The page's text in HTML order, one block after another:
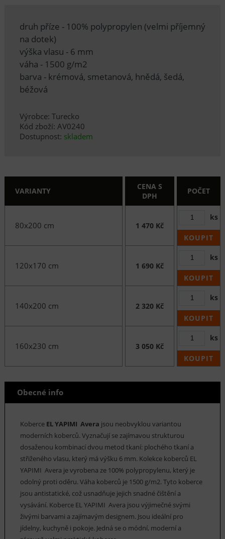
druh příze - 100% polypropylen (velmi příjemný
na dotek)
výška vlasu - 6 mm
váha - 1500 g/m2
barva - krémová, smetanová, hnědá, šedá,
béžová
Výrobce: Turecko
Kód zboží: AV0240
Dostupnost: skladem
VARIANTY
CENA S
DPH
POČET
80x200 cm 1 470 Kč
ks
KOUPIT
120x170 cm 1 690 Kč
ks
KOUPIT
140x200 cm 2 320 Kč
ks
KOUPIT
160x230 cm 3 050 Kč
ks
KOUPIT
Obecné info
Koberce EL YAPIMI Avera jsou neobvyklou variantou
moderních koberců. Vyznačují se zajímavou strukturou
dosaženou kombinací dvou metod tkaní: plochého tkaní a
střiženého vlasu, který má výšku 6 mm. Kolekce koberců EL
YAPIMI Avera je vyrobena ze 100% polypropylenu, který je
odolný proti oděru. Váha koberců je 1500 g/m2. Tyto koberce
jsou antistatické, což usnadňuje jejich snadné čištění a
vysávání. Koberce EL YAPIMI Avera jsou výjimečné svými
živými barvami a zajímavým designem. Jsou ideální pro
jídelny, kuchyně i pokoje. Jedná se o módní, moderní a